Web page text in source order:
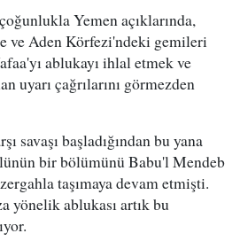
Yemen açıklarında,
ve Aden Körfezi'ndeki gemileri
ablukayı ihlal etmek ve
uyarı çağrılarını görmezden
savaşı başladığından bu yana
bir bölümünü Babu'l Mendeb
taşımaya devam etmişti.
yönelik ablukası artık bu